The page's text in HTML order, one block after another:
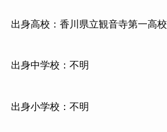
出身高校：香川県立観音寺第一高校
出身中学校：不明
出身小学校：不明